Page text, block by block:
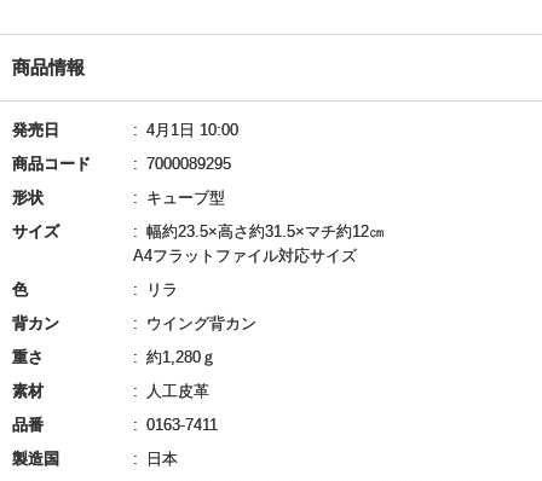
商品情報
発売日
4月1日 10:00
商品コード
7000089295
形状
キューブ型
サイズ
幅約23.5×高さ約31.5×マチ約12㎝
A4フラットファイル対応サイズ
色
リラ
背カン
ウイング背カン
重さ
約1,280ｇ
素材
人工皮革
品番
0163-7411
製造国
日本